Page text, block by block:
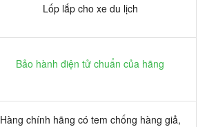
Lốp lắp cho xe du lịch
Bảo hành điện tử chuẩn của hãng
Hàng chính hãng có tem chống hàng giả,